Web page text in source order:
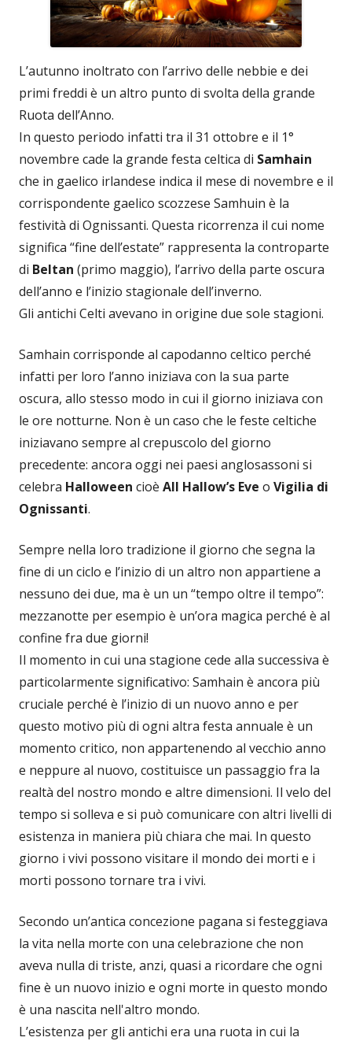
L’autunno inoltrato con l’arrivo delle nebbie e dei
primi freddi è un altro punto di svolta della grande
Ruota dell’Anno.
In questo periodo infatti tra il 31 ottobre e il 1°
novembre cade la grande festa celtica di Samhain
che in gaelico irlandese indica il mese di novembre e il
corrispondente gaelico scozzese Samhuin è la
festività di Ognissanti. Questa ricorrenza il cui nome
significa “fine dell’estate” rappresenta la controparte
di Beltan (primo maggio), l’arrivo della parte oscura
dell’anno e l’inizio stagionale dell’inverno.
Gli antichi Celti avevano in origine due sole stagioni.
Samhain corrisponde al capodanno celtico perché
infatti per loro l’anno iniziava con la sua parte
oscura, allo stesso modo in cui il giorno iniziava con
le ore notturne. Non è un caso che le feste celtiche
iniziavano sempre al crepuscolo del giorno
precedente: ancora oggi nei paesi anglosassoni si
celebra Halloween cioè All Hallow’s Eve o Vigilia di
Ognissanti.
Sempre nella loro tradizione il giorno che segna la
fine di un ciclo e l’inizio di un altro non appartiene a
nessuno dei due, ma è un un “tempo oltre il tempo”:
mezzanotte per esempio è un’ora magica perché è al
confine fra due giorni!
Il momento in cui una stagione cede alla successiva è
particolarmente significativo: Samhain è ancora più
cruciale perché è l’inizio di un nuovo anno e per
questo motivo più di ogni altra festa annuale è un
momento critico, non appartenendo al vecchio anno
e neppure al nuovo, costituisce un passaggio fra la
realtà del nostro mondo e altre dimensioni. Il velo del
tempo si solleva e si può comunicare con altri livelli di
esistenza in maniera più chiara che mai. In questo
giorno i vivi possono visitare il mondo dei morti e i
morti possono tornare tra i vivi.
Secondo un’antica concezione pagana si festeggiava
la vita nella morte con una celebrazione che non
aveva nulla di triste, anzi, quasi a ricordare che ogni
fine è un nuovo inizio e ogni morte in questo mondo
è una nascita nell'altro mondo.
L’esistenza per gli antichi era una ruota in cui la